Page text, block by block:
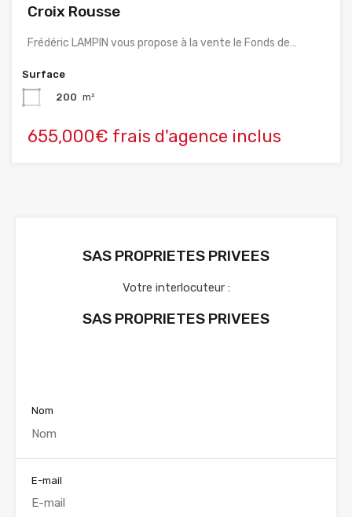
Croix Rousse
Frédéric LAMPIN vous propose à la vente le Fonds de…
Surface
200 m²
655,000€ frais d'agence inclus
SAS PROPRIETES PRIVEES
Votre interlocuteur :
SAS PROPRIETES PRIVEES
Nom
E-mail